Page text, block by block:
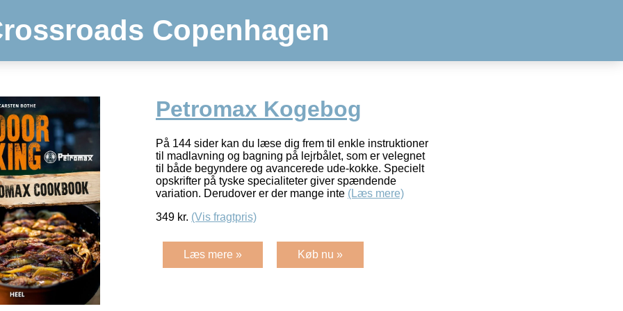
Copenhagen
Petromax Kogebog
På 144 sider kan du læse dig frem til enkle instruktioner
til madlavning og bagning på lejrbålet, som er velegnet
til både begyndere og avancerede ude-kokke. Specielt
opskrifter på tyske specialiteter giver spændende
variation. Derudover er der mange inte (Læs mere)
349 kr. (Vis fragtpris)
Læs mere » Køb nu »